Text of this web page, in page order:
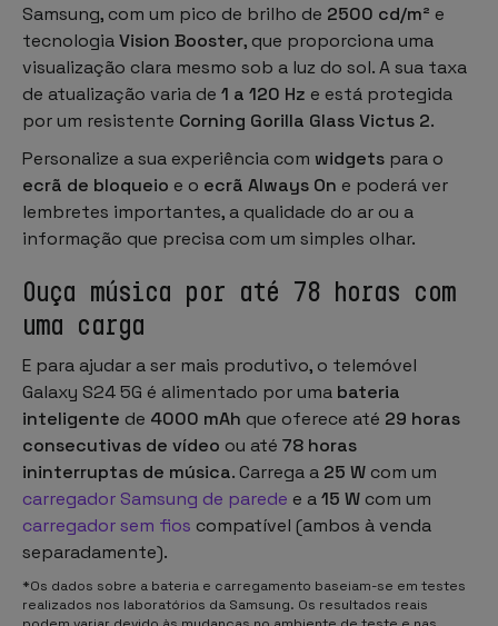
Samsung, com um pico de brilho de 2500 cd/m² e
tecnologiaVision Booster, que proporciona uma
visualização clara mesmo sob a luz do sol. A sua taxa
de atualização varia de 1 a 120 Hz e está protegida
por um resistente Corning Gorilla Glass Victus 2.
Personalize a sua experiência com widgets para o
ecrã de bloqueio e o ecrã Always On e poderá ver
lembretes importantes, a qualidade do ar ou a
informação que precisa com um simples olhar.
Ouça música por até 78 horas com
uma carga
E para ajudar a ser mais produtivo, o telemóvel
Galaxy S24 5G é alimentado por uma bateria
inteligente de 4000 mAh que oferece até 29 horas
consecutivas de vídeo ou até 78 horas
ininterruptas de música. Carrega a 25 W com um
carregador Samsung de parede e a15 W com um
carregador sem fios compatível (ambos à venda
separadamente).
*Os dados sobre a bateria e carregamento baseiam-se em testes
realizados nos laboratórios da Samsung. Os resultados reais